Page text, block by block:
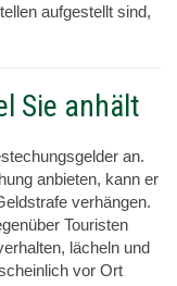
aufgestellt sind,
Sie anhält
an.
anbieten, kann er
verhängen.
Touristen
lächeln und
vor Ort